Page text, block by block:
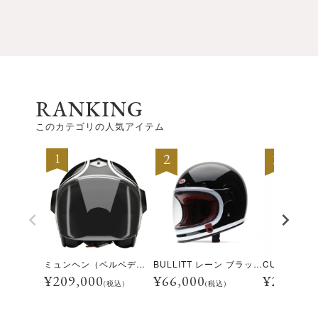
RANKING
このカテゴリの人気アイテム
ミュンヘン（ベルベデーレ）
¥209,000(税込)
BULLITT レーン ブラック/ホワイト
¥66,000(税込) ¥28,600